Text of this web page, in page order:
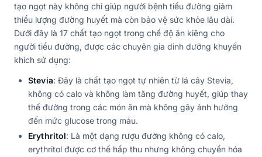
tạo ngọt này không chỉ giúp người bệnh tiểu đường giảm
thiểu lượng đường huyết mà còn bảo vệ sức khỏe lâu dài.
Dưới đây là 17 chất tạo ngọt trong chế độ ăn kiêng cho
người tiểu đường, được các chuyên gia dinh dưỡng khuyến
khích sử dụng:
Stevia: Đây là chất tạo ngọt tự nhiên từ lá cây Stevia,
không có calo và không làm tăng đường huyết, giúp thay
thế đường trong các món ăn mà không gây ảnh hưởng
đến mức glucose trong máu.
Erythritol: Là một dạng rượu đường không có calo,
erythritol được cơ thể hấp thu nhưng không chuyển hóa